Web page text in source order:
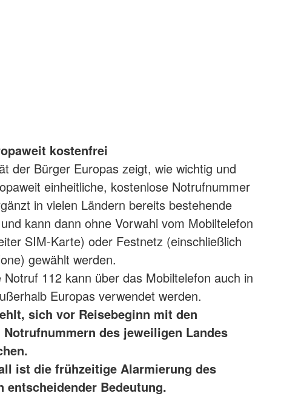
kostenfrei
der Bürger Europas zeigt, wie wichtig und
einheitliche, kostenlose Notrufnummer
in vielen Ländern bereits bestehende
kann dann ohne Vorwahl vom Mobiltelefon
SIM-Karte) oder Festnetz (einschließlich
gewählt werden.
Notruf 112 kann über das Mobiltelefon auch in
Europas verwendet werden.
sich vor Reisebeginn mit den
des jeweiligen Landes
ist die frühzeitige Alarmierung des
entscheidender Bedeutung.